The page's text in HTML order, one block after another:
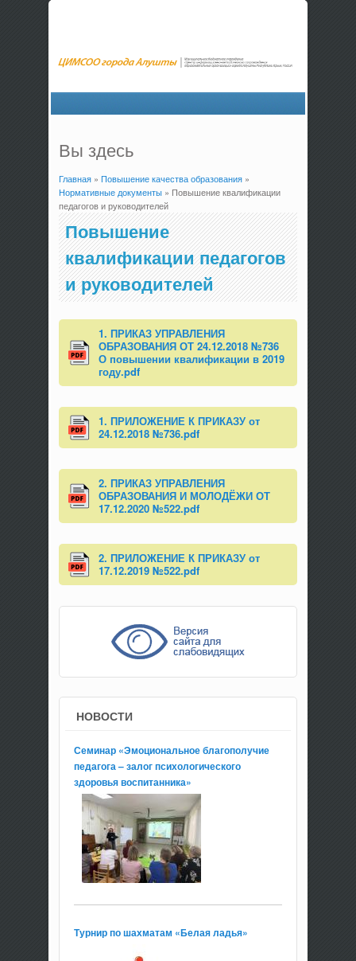
Вы здесь
Главная» Повышение качества образования»
Нормативные документы» Повышение квалификации
педагогов и руководителей
Повышение
квалификации педагогов
и руководителей
1. ПРИКАЗ УПРАВЛЕНИЯ
ОБРАЗОВАНИЯ ОТ 24.12.2018 №736
О повышении квалификации в 2019
году.pdf
1. ПРИЛОЖЕНИЕ К ПРИКАЗУ от
24.12.2018 №736.pdf
2. ПРИКАЗ УПРАВЛЕНИЯ
ОБРАЗОВАНИЯ И МОЛОДЁЖИ ОТ
17.12.2020 №522.pdf
2. ПРИЛОЖЕНИЕ К ПРИКАЗУ от
17.12.2019 №522.pdf
НОВОСТИ
Семинар «Эмоциональное благополучие
педагога – залог психологического
здоровья воспитанника»
Турнир по шахматам «Белая ладья»